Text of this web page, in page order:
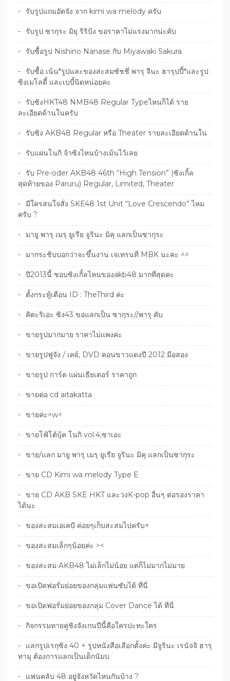
รับรูปแถมอัตจัง จาก kimi wa melody ครับ
รับรูป ซากุระ มิยุ ริริป้ง ขอราคาไม่แรงมากน่ะคับ
รับซื้อรูป Nishino Nanase กับ Miyawaki Sakura
รับซื้อ เน้น*รูปและของสะสมซัชชี่ พารุ จีนะ ฮารุปปี้*และรูป
ซิงเมโลดี้ และเบบี้นิดหน่อยคะ
รับซิงHKT48 NMB48 Regular Typeไหนก็ได้ ราย
ละเอียดด้านในครับ
รับซิง AKB48 Regular หรือ Theater รายละเอียดด้านใน
รับแผ่นโนกิ จ้าซิงไหนบ้างเม้นไว้เลย
รับ Pre-oder AKB48 46th “High Tension” (ซิงเกิ้ล
สุดท้ายของ Paruru) Regular, Limited, Theater
มีใครสนใจสั่ง SKE48 1st Unit “Love Crescendo” ไหม
ครับ ?
มายู พารุ เมรุ ยูเรีย จูรินะ มิคุ แลกเป็นซากุระ
มากระชิบบอกว่าจะขึ้นงาน เจเทรนที่ MBK นะคะ ^^
ปี2013นี้ ชอบซิงเกิ้ลไหนของakb48 มากที่สุดคะ
ตั้งกระทู้เตือน ID : TheThird ค่ะ
คิตะริเอะ ซิง43 ขอแลกเป็น ซากุระ//พารุ คับ
ขายรูปมากมาย ราคาไม่แพงค่ะ
ขายรูปฟูจัง / เคย์, DVD คอนขาวแดงปี 2012 มือสอง
ขายรูป การ์ด แผ่นเธียเตอร์ ราคาถูก
ขายต่อ cd aitakatta
ขายค่ะ^w^
ขายโฟ้โต้บุ้ค โนกิ vol.4,ซาเอะ
ขาย/แลก มายู พารุ เมรุ ยูเรีย จูรินะ มิคุ แลกเป็นซากุระ
ขาย CD Kimi wa melody Type E
ขาย CD AKB SKE HKT และวงK-pop อื่นๆ ต่อรองราคา
ได้นะ
ของสะสมเอเคบี ค่อยๆเก็บสะสมไปครับ+
ของสะสมเล็กๆน้อยค่ะ ><
ของสะสม AKB48 ไม่เล็กไม่น้อย แต่ก็ไม่มากไม่มาย
ขอเปิดฟอรั่มย่อยของกลุ่มแฟนซับได้ ที่นี่
ขอเปิดฟอรั่มย่อยของกลุ่ม Cover Dance ได้ ที่นี่
กิจกรรมทายคู่ชิงจังเกนปีนี้คือใครปะทะใคร
แลกรูปเรกุซิง 40 + รูปหนังสือเลือกตั้งค่ะ มีจูรินะ เรนัจจิ ฮารุ
ทามุ ต้องการแลกเป็นเด็กนัมบ
แฟนคลับ 48 อยู่จังหวัดไหนกันบ้าง ?